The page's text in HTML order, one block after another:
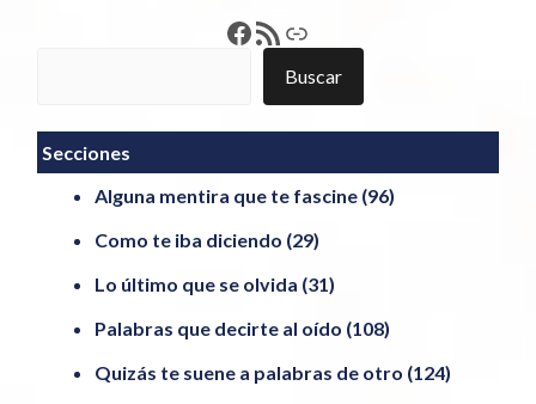
Francisco Pérez
Feed RSSEnlace
Buscar
Secciones
Alguna mentira que te fascine (96)
Como te iba diciendo (29)
Lo último que se olvida (31)
Palabras que decirte al oído (108)
Quizás te suene a palabras de otro (124)